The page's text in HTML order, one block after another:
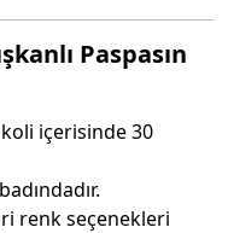
Paspasın
koli içerisinde 30
renk seçenekleri